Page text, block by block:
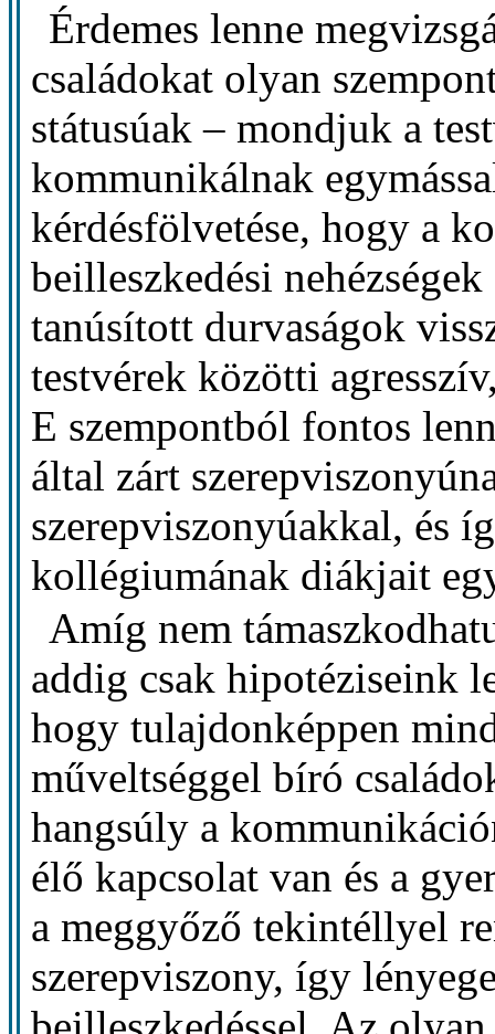
Érdemes lenne
családokat olyan
státusúak – mondjuk a
kommunikálnak
kérdésfölvetése, hogy a
beilleszkedési
tanúsított durvaságok
testvérek közötti
E szempontból fontos
által zárt
szerepviszonyúakkal, és
kollégiumának diákjait
Amíg nem
addig csak hipotéziseink
hogy tulajdonképpen
műveltséggel bíró
hangsúly a
élő kapcsolat van és a
a meggyőző tekintéllyel
szerepviszony, így